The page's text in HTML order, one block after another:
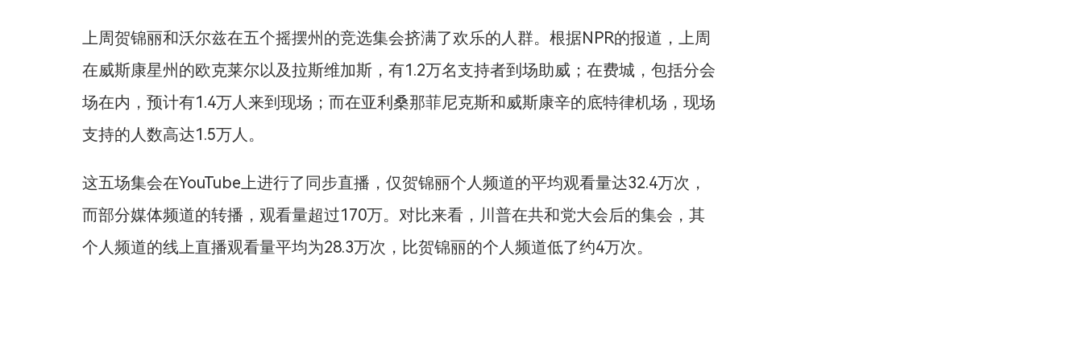
上周贺锦丽和沃尔兹在五个摇摆州的竞选集会挤满了欢乐的人群。根据NPR的报道，上周
在威斯康星州的欧克莱尔以及拉斯维加斯，有1.2万名支持者到场助威；在费城，包括分会
场在内，预计有1.4万人来到现场；而在亚利桑那菲尼克斯和威斯康辛的底特律机场，现场
支持的人数高达1.5万人。
这五场集会在YouTube上进行了同步直播，仅贺锦丽个人频道的平均观看量达32.4万次，
而部分媒体频道的转播，观看量超过170万。对比来看，川普在共和党大会后的集会，其
个人频道的线上直播观看量平均为28.3万次，比贺锦丽的个人频道低了约4万次。